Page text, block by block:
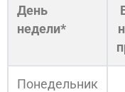
День
недели*
Понедельник